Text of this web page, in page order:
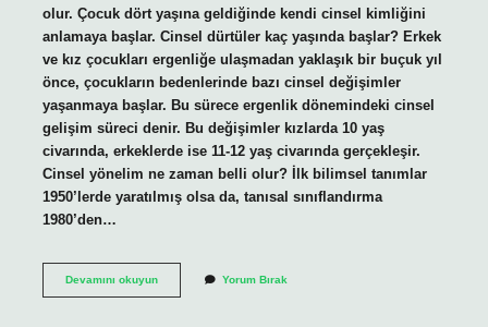
olur. Çocuk dört yaşına geldiğinde kendi cinsel kimliğini
anlamaya başlar. Cinsel dürtüler kaç yaşında başlar? Erkek
ve kız çocukları ergenliğe ulaşmadan yaklaşık bir buçuk yıl
önce, çocukların bedenlerinde bazı cinsel değişimler
yaşanmaya başlar. Bu sürece ergenlik dönemindeki cinsel
gelişim süreci denir. Bu değişimler kızlarda 10 yaş
civarında, erkeklerde ise 11-12 yaş civarında gerçekleşir.
Cinsel yönelim ne zaman belli olur? İlk bilimsel tanımlar
1950’lerde yaratılmış olsa da, tanısal sınıflandırma
1980’den…
Devamını okuyunCinsel
Yorum Bırak